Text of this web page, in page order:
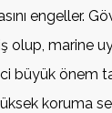
engeller.
olup, marine
büyük önem
koruma